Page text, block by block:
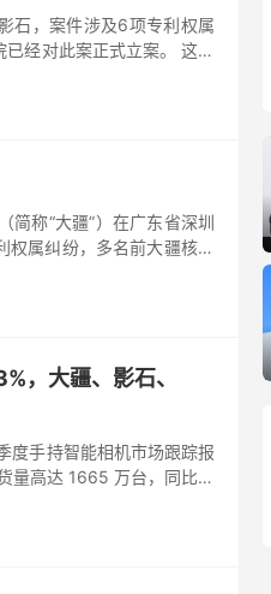
石，案件涉及6项专利权属
经对此案正式立案。 这是
简称“大疆”）在广东省深圳
属纠纷，多名前大疆核心
，大疆、影石、
度手持智能相机市场跟踪报
量高达 1665 万台，同比猛